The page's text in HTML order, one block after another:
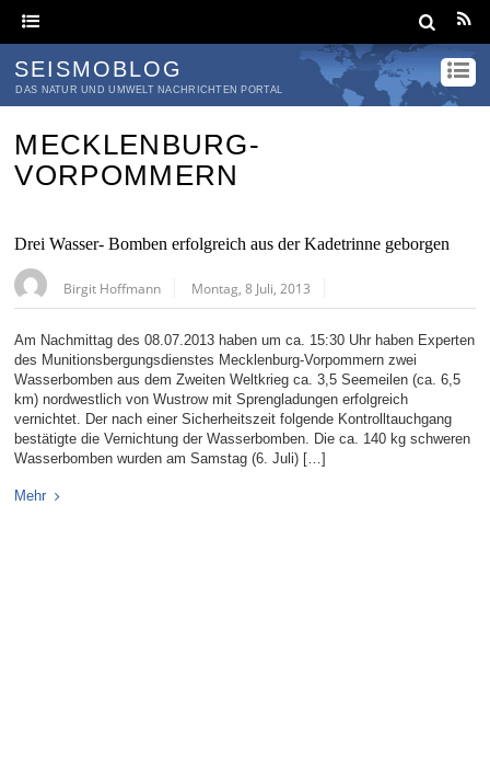
SEISMOBLOG
DAS NATUR UND UMWELT NACHRICHTEN PORTAL
MECKLENBURG-
VORPOMMERN
Drei Wasser- Bomben erfolgreich aus der Kadetrinne geborgen
Birgit Hoffmann Montag, 8 Juli, 2013
Am Nachmittag des 08.07.2013 haben um ca. 15:30 Uhr haben Experten
des Munitionsbergungsdienstes Mecklenburg-Vorpommern zwei
Wasserbomben aus dem Zweiten Weltkrieg ca. 3,5 Seemeilen (ca. 6,5
km) nordwestlich von Wustrow mit Sprengladungen erfolgreich
vernichtet. Der nach einer Sicherheitszeit folgende Kontrolltauchgang
bestätigte die Vernichtung der Wasserbomben. Die ca. 140 kg schweren
Wasserbomben wurden am Samstag (6. Juli) […]
Mehr